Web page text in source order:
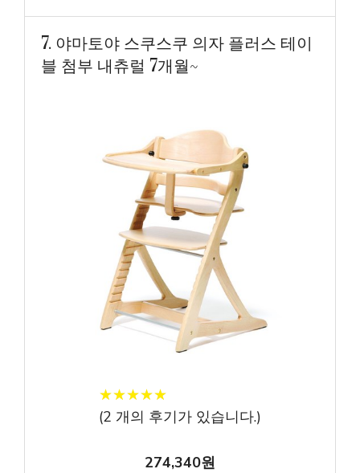
7. 야마토야 스쿠스쿠 의자 플러스 테이
블 첨부 내츄럴 7개월~
★★★★★
★★★★★
(2 개의 후기가 있습니다.)
274,340원